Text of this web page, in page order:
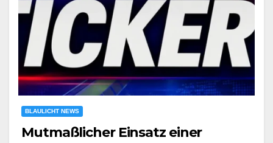
BLAULICHT NEWS
Mutmaßlicher Einsatz einer